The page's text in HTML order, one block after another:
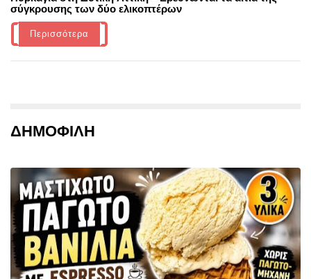
σύγκρουσης των δύο ελικοπτέρων
Περισσότερα
ΔΗΜΟΦΙΛΗ